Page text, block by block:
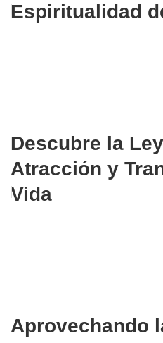
Espiritualidad
Descubre la
Atracción y
Vida
Aprovechando